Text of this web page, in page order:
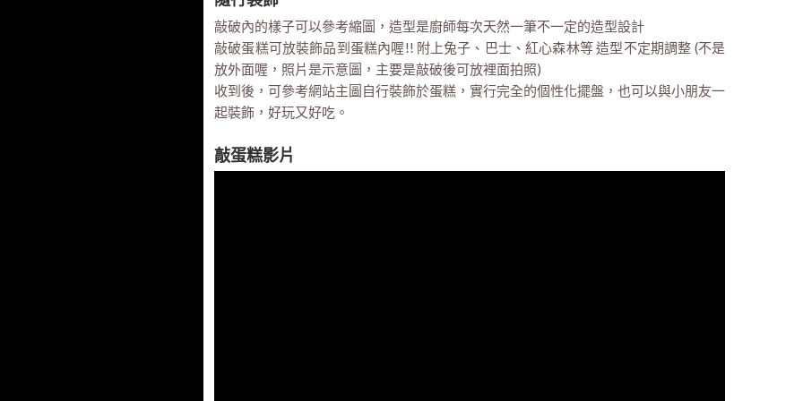
敲破內的樣子可以參考縮圖，造型是廚師每次天然一筆不一定的造型設計
敲破蛋糕可放裝飾品到蛋糕內喔!! 附上兔子、巴士、紅心森林等 造型不定期調整 (不是
放外面喔，照片是示意圖，主要是敲破後可放裡面拍照)
收到後，可參考網站主圖自行裝飾於蛋糕，實行完全的個性化擺盤，也可以與小朋友一
起裝飾，好玩又好吃。
敲蛋糕影片